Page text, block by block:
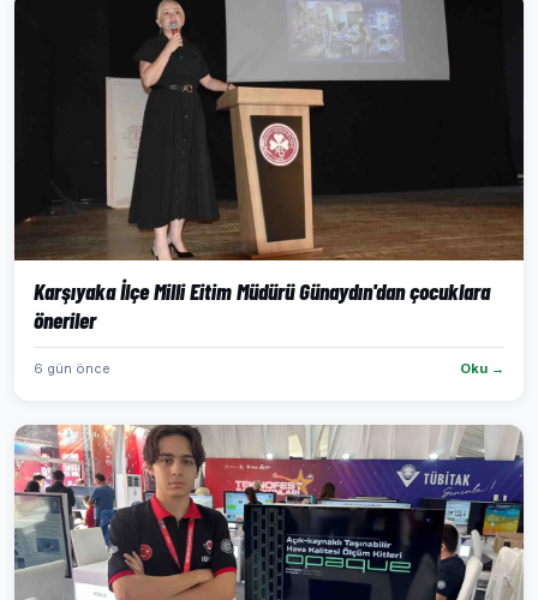
Karşıyaka İlçe Milli Eitim Müdürü Günaydın'dan çocuklara
öneriler
6 gün önce Oku →